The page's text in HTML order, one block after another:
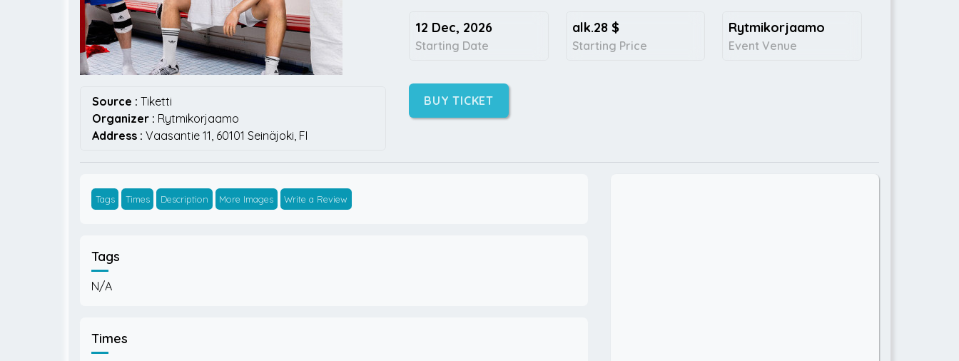
Source : Tiketti
Organizer : Rytmikorjaamo
Address : Vaasantie 11, 60101 Seinäjoki, FI
12 Dec, 2026
Starting Date
alk.28 $
Starting Price
Rytmikorjaamo
Event Venue
BUY TICKET
Tags Times Description More Images Write a Review
Tags
N/A
Times